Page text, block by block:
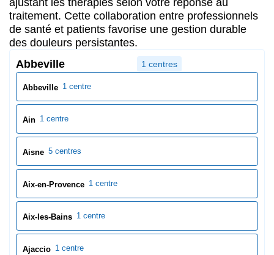
ajustant les thérapies selon votre réponse au
traitement. Cette collaboration entre professionnels
de santé et patients favorise une gestion durable
des douleurs persistantes.
Abbeville
1 centres
Abbeville 1 centre
Ain 1 centre
Aisne 5 centres
Aix-en-Provence 1 centre
Aix-les-Bains 1 centre
Ajaccio 1 centre